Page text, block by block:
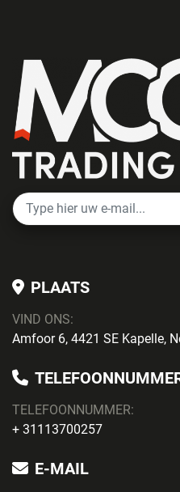
PLAATS
VIND ONS:
Amfoor 6, 4421 SE Kapelle,
TELEFOONNUMMER:
+ 31113700257
E-MAIL